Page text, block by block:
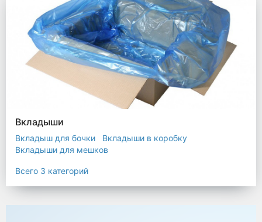
Вкладыши
Вкладыш для бочки
Вкладыши в коробку
Вкладыши для мешков
Всего 3 категорий